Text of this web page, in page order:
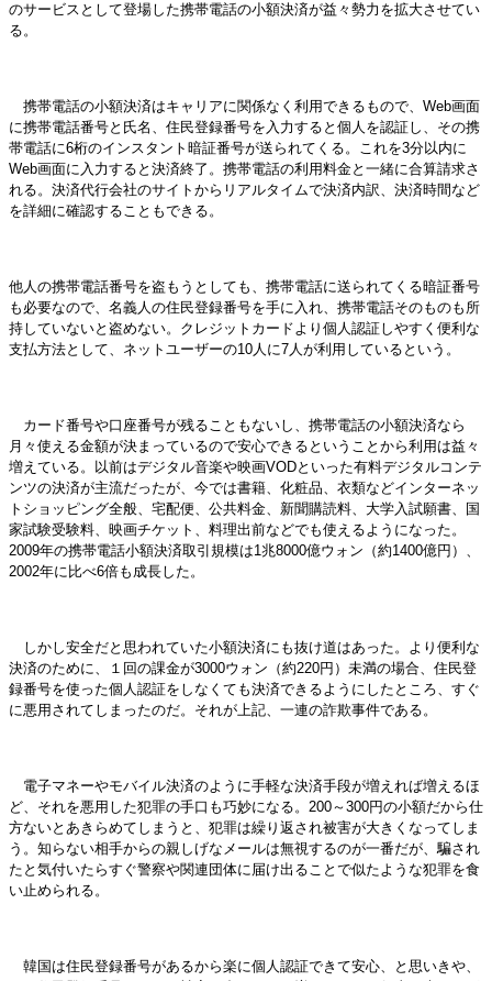
のサービスとして登場した携帯電話の小額決済が益々勢力を拡大させてい
る。
携帯電話の小額決済はキャリアに関係なく利用できるもので、Web画面
に携帯電話番号と氏名、住民登録番号を入力すると個人を認証し、その携
帯電話に6桁のインスタント暗証番号が送られてくる。これを3分以内に
Web画面に入力すると決済終了。携帯電話の利用料金と一緒に合算請求さ
れる。決済代行会社のサイトからリアルタイムで決済内訳、決済時間など
を詳細に確認することもできる。
他人の携帯電話番号を盗もうとしても、携帯電話に送られてくる暗証番号
も必要なので、名義人の住民登録番号を手に入れ、携帯電話そのものも所
持していないと盗めない。クレジットカードより個人認証しやすく便利な
支払方法として、ネットユーザーの10人に7人が利用しているという。
カード番号や口座番号が残ることもないし、携帯電話の小額決済なら
月々使える金額が決まっているので安心できるということから利用は益々
増えている。以前はデジタル音楽や映画VODといった有料デジタルコンテ
ンツの決済が主流だったが、今では書籍、化粧品、衣類などインターネッ
トショッピング全般、宅配便、公共料金、新聞購読料、大学入試願書、国
家試験受験料、映画チケット、料理出前などでも使えるようになった。
2009年の携帯電話小額決済取引規模は1兆8000億ウォン（約1400億円）、
2002年に比べ6倍も成長した。
しかし安全だと思われていた小額決済にも抜け道はあった。より便利な
決済のために、１回の課金が3000ウォン（約220円）未満の場合、住民登
録番号を使った個人認証をしなくても決済できるようにしたところ、すぐ
に悪用されてしまったのだ。それが上記、一連の詐欺事件である。
電子マネーやモバイル決済のように手軽な決済手段が増えれば増えるほ
ど、それを悪用した犯罪の手口も巧妙になる。200～300円の小額だから仕
方ないとあきらめてしまうと、犯罪は繰り返され被害が大きくなってしま
う。知らない相手からの親しげなメールは無視するのが一番だが、騙され
たと気付いたらすぐ警察や関連団体に届け出ることで似たような犯罪を食
い止められる。
韓国は住民登録番号があるから楽に個人認証できて安心、と思いきや、